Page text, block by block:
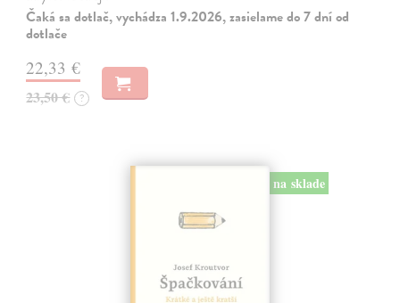
Čaká sa dotlač, vychádza 1.9.2026, zasielame do 7 dní od
dotlače
22,33 €
23,50 € ?
na sklade